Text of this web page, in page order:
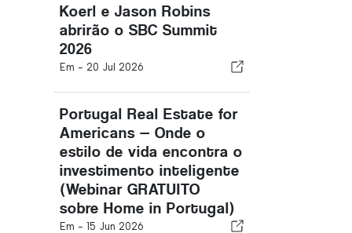
Koerl e Jason Robins
abrirão o SBC Summit
2026
Em - 20 Jul 2026
Portugal Real Estate for
Americans — Onde o
estilo de vida encontra o
investimento inteligente
(Webinar GRATUITO
sobre Home in Portugal)
Em - 15 Jun 2026